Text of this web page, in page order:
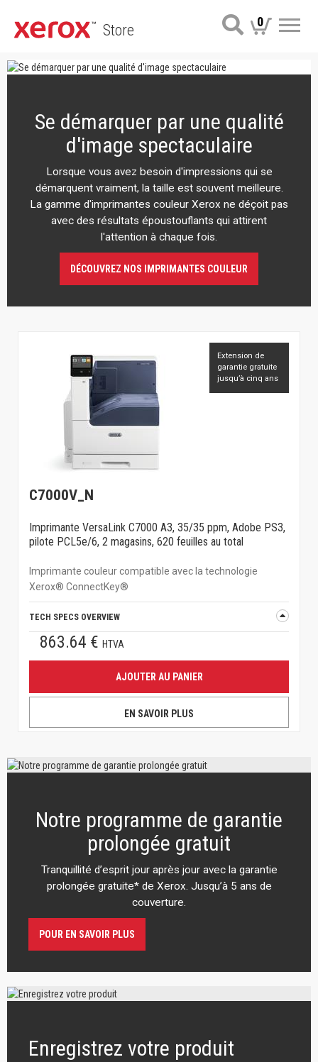
Store 0
Se démarquer par une qualité
d'image spectaculaire
Lorsque vous avez besoin d'impressions qui se
démarquent vraiment, la taille est souvent meilleure.
La gamme d'imprimantes couleur Xerox ne déçoit pas
avec des résultats époustouflants qui attirent
l'attention à chaque fois.
DÉCOUVREZ NOS IMPRIMANTES COULEUR
Extension de
garantie gratuite
jusqu’à cinq ans
C7000V_N
Imprimante VersaLink C7000 A3, 35/35 ppm, Adobe PS3,
pilote PCL5e/6, 2 magasins, 620 feuilles au total
Imprimante couleur compatible avec la technologie
Xerox® ConnectKey®
TECH SPECS OVERVIEW
863.64 € HTVA
AJOUTER AU PANIER
EN SAVOIR PLUS
Notre programme de garantie
prolongée gratuit
Tranquillité d’esprit jour après jour avec la garantie
prolongée gratuite* de Xerox. Jusqu’à 5 ans de
couverture.
POUR EN SAVOIR PLUS
Enregistrez votre produit